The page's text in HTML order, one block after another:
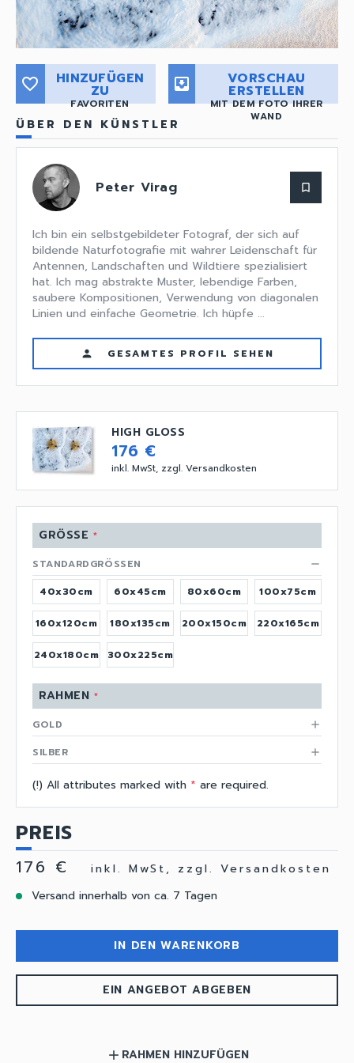
favorite_border HINZUFÜGEN
ZU
FAVORITEN
move_to_inbox VORSCHAU
ERSTELLEN
MIT DEM FOTO IHRER
WAND
ÜBER DEN KÜNSTLER
Peter Virag bookmark_border
Ich bin ein selbstgebildeter Fotograf, der sich auf
bildende Naturfotografie mit wahrer Leidenschaft für
Antennen, Landschaften und Wildtiere spezialisiert
hat. Ich mag abstrakte Muster, lebendige Farben,
saubere Kompositionen, Verwendung von diagonalen
Linien und einfache Geometrie. Ich hüpfe ...
person GESAMTES PROFIL SEHEN
HIGH GLOSS
176 €
inkl. MwSt, zzgl. Versandkosten
GRÖSSE *
STANDARDGRÖSSEN
remove
40x30cm 60x45cm 80x60cm 100x75cm
160x120cm 180x135cm 200x150cm 220x165cm
240x180cm 300x225cm
RAHMEN *
GOLD
add
SILBER add
(!) All attributes marked with * are required.
PREIS
176 €
inkl. MwSt, zzgl. Versandkosten
Versand innerhalb von ca. 7 Tagen
IN DEN WARENKORB
EIN ANGEBOT ABGEBEN
add RAHMEN HINZUFÜGEN